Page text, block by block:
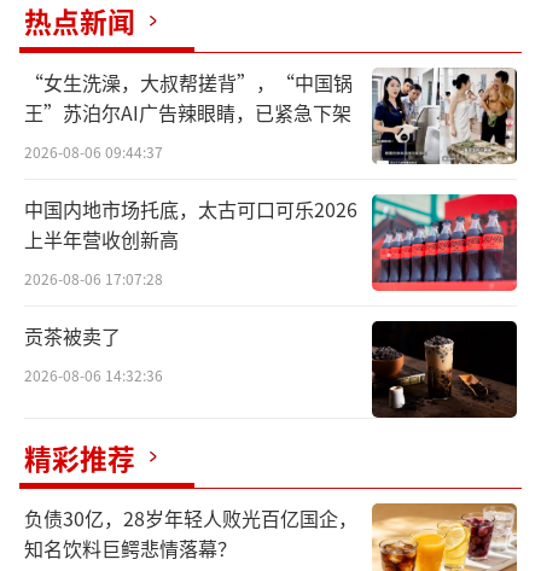
趁势而上，抢抓机遇。2024年末，双方将
推进博世、西门子品牌专区加速入驻苏宁易购
焕新升级的超100家核心大店。同时，在全国范
围内落地数百场促销活动，包括服务社区行、
进驻社区卫星站等，为消费者在家门口打造省
心便捷的换新体验。11月22日，苏宁易购将同
步启动博西品牌节与冬季热水节，博西品牌节
预计发放抖音本地生活优惠券4万张，冬季热水
节中洗碗机全部产品均享受“八免”至尊服
务。
为满足消费者多元化选择需求，2024年，
苏宁易购携手博西开展74场新品发布会并发布
了数十款高质量产品，覆盖了冰箱、洗衣机、
热点新闻
“女生洗澡，大叔帮搓背”，“中国锅
王”苏泊尔AI广告辣眼睛，已紧急下架
2026-08-06 09:44:37
中国内地市场托底，太古可口可乐2026
上半年营收创新高
2026-08-06 17:07:28
贡茶被卖了
2026-08-06 14:32:36
精彩推荐
负债30亿，28岁年轻人败光百亿国企，
知名饮料巨鳄悲情落幕？